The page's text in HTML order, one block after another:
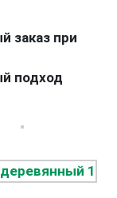
заказ при
подход